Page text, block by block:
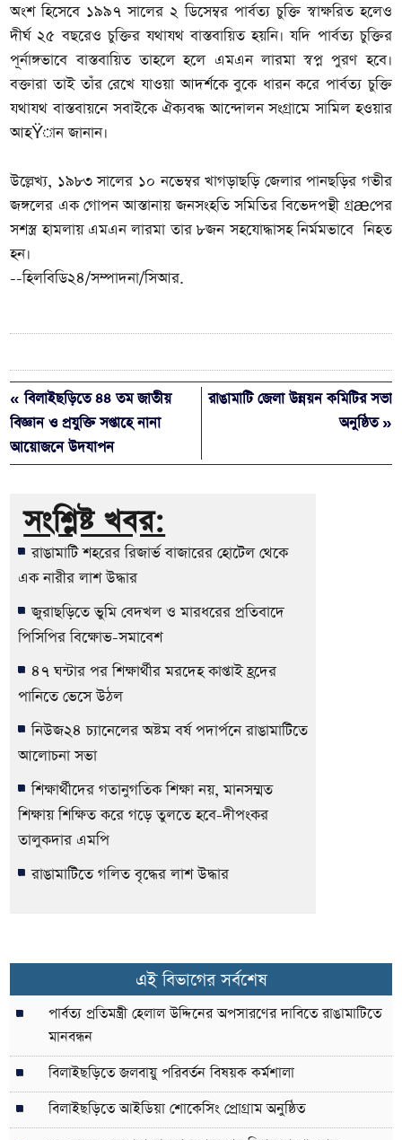
অংশ হিসেবে ১৯৯৭ সালের ২ ডিসেম্বর পার্বত্য চুক্তি স্বাক্ষরিত হলেও
দীর্ঘ ২৫ বছরেও চুক্তির যথাযথ বাস্তবায়িত হয়নি। যদি পার্বত্য চুক্তির
পূর্নাঙ্গভাবে বাস্তবায়িত তাহলে হলে এমএন লারমা স্বপ্ন পুরণ হবে।
বক্তারা তাই তাঁর রেখে যাওয়া আদর্শকে বুকে ধারন করে পার্বত্য চুক্তি
যথাযথ বাস্তবায়নে সবাইকে ঐক্যবদ্ধ আন্দোলন সংগ্রামে সামিল হওয়ার
আহŸান জানান।
উল্লেখ্য, ১৯৮৩ সালের ১০ নভেম্বর খাগড়াছড়ি জেলার পানছড়ির গভীর
জঙ্গলের এক গোপন আস্তানায় জনসংহতি সমিতির বিভেদপন্থী গ্রæপের
সশস্ত্র হামলায় এমএন লারমা তার ৮জন সহযোদ্ধাসহ নির্মমভাবে নিহত
হন।
--হিলবিডি২৪/সম্পাদনা/সিআর.
« বিলাইছড়িতে ৪৪ তম জাতীয়
বিজ্ঞান ও প্রযুক্তি সপ্তাহে নানা
আয়োজনে উদযাপন
রাঙামাটি জেলা উন্নয়ন কমিটির সভা
অনুষ্ঠিত »
সংশ্লিষ্ট খবর:
রাঙামাটি শহরের রিজার্ভ বাজারের হোটেল থেকে
এক নারীর লাশ উদ্ধার
জুরাছড়িতে ভুমি বেদখল ও মারধরের প্রতিবাদে
পিসিপির বিক্ষোভ-সমাবেশ
৪৭ ঘন্টার পর শিক্ষার্থীর মরদেহ কাপ্তাই হ্রদের
পানিতে ভেসে উঠল
নিউজ২৪ চ্যানেলের অষ্টম বর্ষ পদার্পনে রাঙামাটিতে
আলোচনা সভা
শিক্ষার্থীদের গতানুগতিক শিক্ষা নয়, মানসম্মত
শিক্ষায় শিক্ষিত করে গড়ে তুলতে হবে-দীপংকর
তালুকদার এমপি
রাঙামাটিতে গলিত বৃদ্ধের লাশ উদ্ধার
এই বিভাগের সর্বশেষ
পার্বত্য প্রতিমন্ত্রী হেলাল উদ্দিনের অপসারণের দাবিতে রাঙামাটিতে
মানবন্ধন
বিলাইছড়িতে জলবায়ু পরিবর্তন বিষয়ক কর্মশালা
বিলাইছড়িতে আইডিয়া শোকেসিং প্রোগ্রাম অনুষ্ঠিত